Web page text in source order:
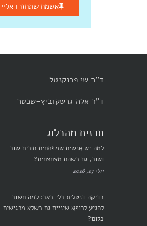
אשמח שתחזרו אליי
ד''ר שי פרנקנטל
ד"ר אלה גרשקוביץ-שכטר
תכנים מהבלוג
למה יש אנשים שמפתחים חורים שוב
ושוב, גם כשהם מצחצחים?
יולי 27, 2026
בדיקה דנטלית בלי כאב: למה חשוב
להגיע לרופא שיניים גם כשלא מרגישים
כלום?